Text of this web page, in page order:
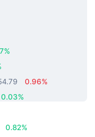
संपत्तियां
0.96%
0.03%
0.82%